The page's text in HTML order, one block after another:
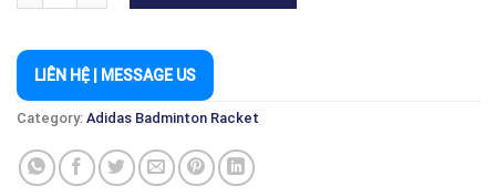
LIÊN HỆ | MESSAGE US
Category: Adidas Badminton Racket